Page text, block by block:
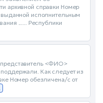
архивной справки Номер
исполнительным
...... Республики
<ФИО>
Как следует из
Номер обезличена/с от